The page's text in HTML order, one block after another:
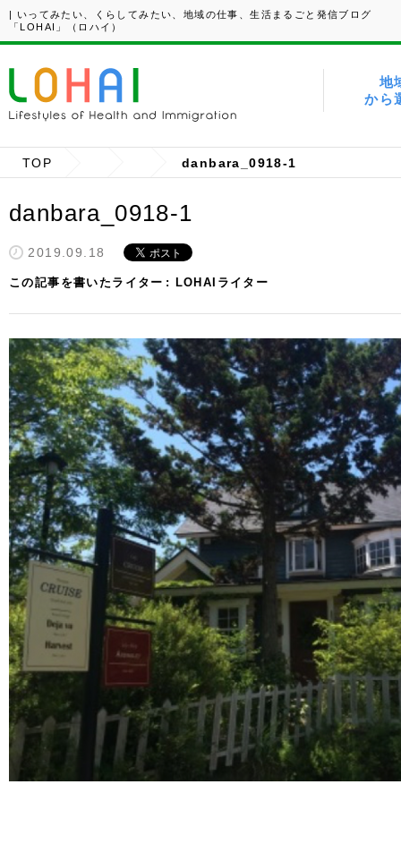
| いってみたい、くらしてみたい、地域の仕事、生活まるごと発信ブログ
「LOHAI」（ロハイ）
地
から
TOP danbara_0918-1
danbara_0918-1
2019.09.18
この記事を書いたライター LOHAIライター